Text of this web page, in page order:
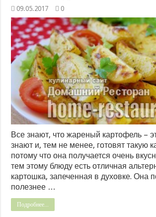
09.05.2017 0
Все знают, что жареный картофель –
знают и, тем не менее, готовят такую
потому что она получается очень
тем этому блюду есть отличная
картошка, запеченная в духовке. Она
полезнее …
Подробнее...